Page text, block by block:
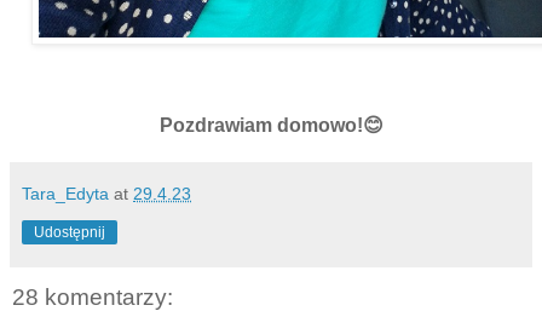
Pozdrawiam domowo!😊
Tara_Edyta at 29.4.23
Udostępnij
28 komentarzy: